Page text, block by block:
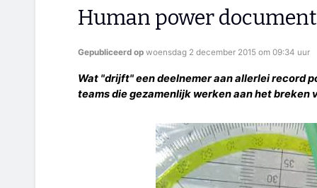
Human power
Gepubliceerd op woensdag 2 december 2015 om 09:34 uur
Wat "drijft" een deelnemer aan allerlei record
teams die gezamenlijk werken aan het breken